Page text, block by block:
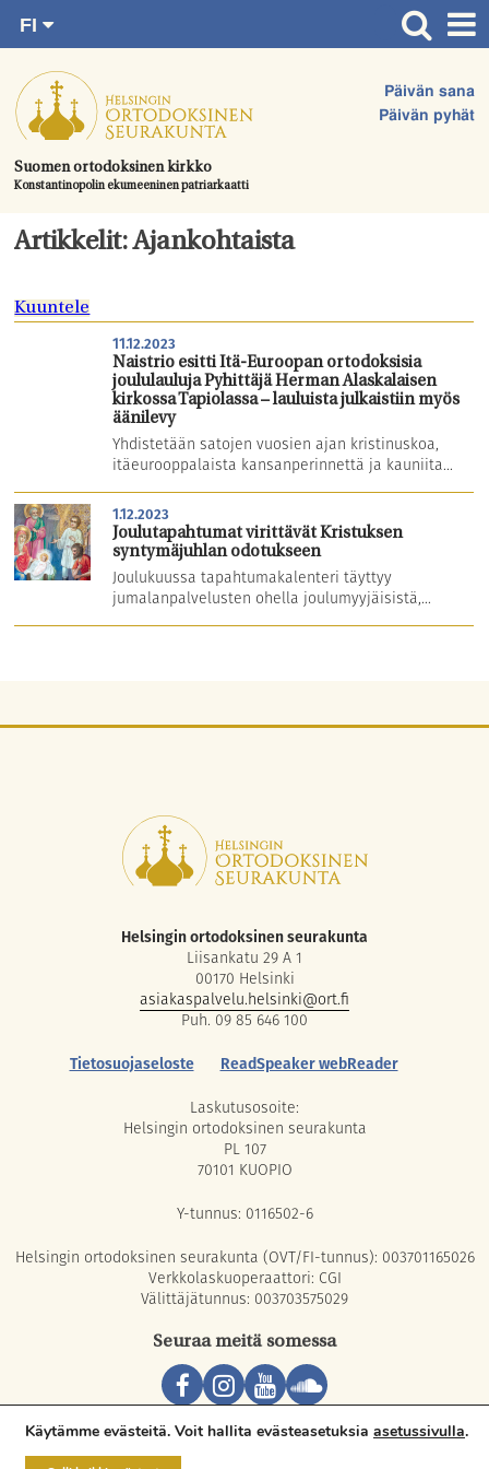
suoraan
sisältöön.
Suomen ortodoksinen kirkko
Konstantinopolin ekumeeninen patriarkaatti
Päivän sana
Päivän pyhät
FI
SV
EN
UA
Etusivu
Ajankohtaista
Juhlat & toimitukset
Kirkot
Tule mukaan
Hautausmaa
Yhteystiedot
Artikkelit: Ajankohtaista
Kuuntele
11.12.2023
Naistrio esitti Itä-Euroopan ortodoksisia
joululauluja Pyhittäjä Herman Alaskalaisen
kirkossa Tapiolassa – lauluista julkaistiin myös
äänilevy
Yhdistetään satojen vuosien ajan kristinuskoa,
itäeurooppalaista kansanperinnettä ja kauniita...
1.12.2023
Joulutapahtumat virittävät Kristuksen
syntymäjuhlan odotukseen
Joulukuussa tapahtumakalenteri täyttyy
jumalanpalvelusten ohella joulumyyjäisistä,...
Helsingin ortodoksinen seurakunta
Liisankatu 29 A 1
00170 Helsinki
asiakaspalvelu.helsinki@ort.fi
Puh. 09 85 646 100
Tietosuojaseloste
ReadSpeaker webReader
Laskutusosoite:
Helsingin ortodoksinen seurakunta
PL 107
70101 KUOPIO
Y-tunnus: 0116502-6
Helsingin ortodoksinen seurakunta (OVT/FI-tunnus): 003701165026
Verkkolaskuoperaattori: CGI
Välittäjätunnus: 003703575029
Seuraa meitä somessa
Copyright © 2026 Orthodox Parish of Helsinki. All rights reserved.
Käytämme evästeitä. Voit hallita evästeasetuksia asetussivulla.